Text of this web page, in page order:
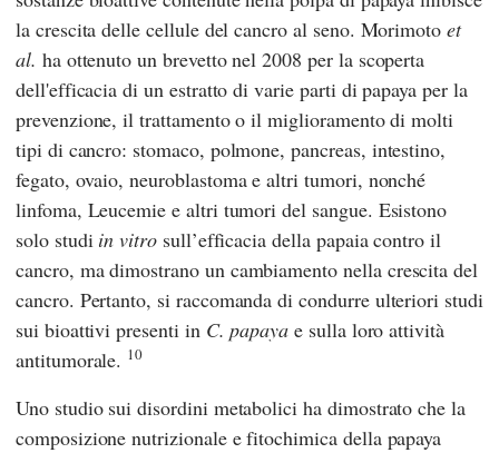
la crescita delle cellule del cancro al seno. Morimoto et
al. ha ottenuto un brevetto nel 2008 per la scoperta
dell'efficacia di un estratto di varie parti di papaya per la
prevenzione, il trattamento o il miglioramento di molti
tipi di cancro: stomaco, polmone, pancreas, intestino,
fegato, ovaio, neuroblastoma e altri tumori, nonché
linfoma, Leucemie e altri tumori del sangue. Esistono
solo studi in vitrosull’efficacia della papaia contro il
cancro, ma dimostrano un cambiamento nella crescita del
cancro. Pertanto, si raccomanda di condurre ulteriori studi
sui bioattivi presenti in C. papaya e sulla loro attività
antitumorale. 10
Uno studio sui disordini metabolici ha dimostrato che la
composizione nutrizionale e fitochimica della papaya